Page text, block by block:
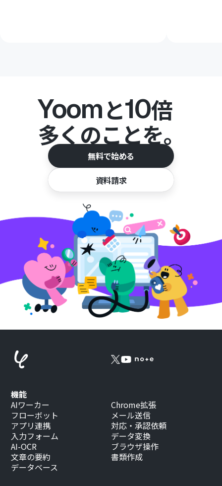
Yoomと10倍
多くのことを。
無料で始める
資料請求
機能
AIワーカー
フローボット
アプリ連携
入力フォーム
AI-OCR
文章の要約
データベース
Chrome拡張
メール送信
対応・承認依頼
データ変換
ブラウザ操作
書類作成